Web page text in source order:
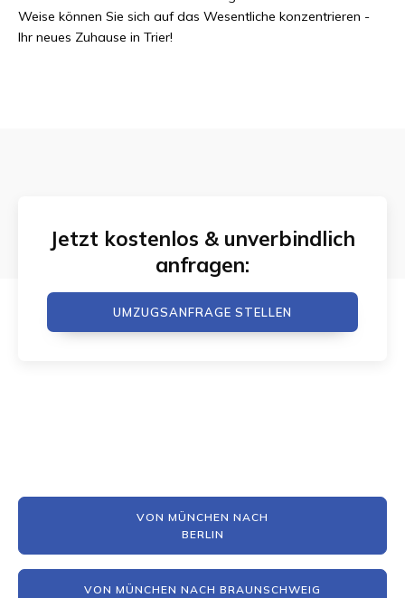
Weise können Sie sich auf das Wesentliche konzentrieren -
Ihr neues Zuhause in Trier!
Jetzt kostenlos & unverbindlich
anfragen:
UMZUGSANFRAGE STELLEN
VON MÜNCHEN NACH
BERLIN
VON MÜNCHEN NACH BRAUNSCHWEIG